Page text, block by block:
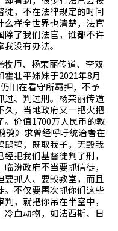
徒，不在法律规定的时间
么样全世界也清楚，法官
除了我们法官，谁都不许
没有办法。
师、杨荣丽传道、李双
霍壮平姊妹于2021年8月
旧在看守所羁押，不予
过、判过刑。杨荣丽传道
久，当地政府又一把火把
。价值1700万人民币的教
鸮》求曾经呼吁统治者在
鸮，既取我子，无毁我
把我们基督徒判了刑，
汾政府不当要抓信徒，
抓人、要毁教堂，而且
。不仅要再次抓你们这些
，就把你吊在半空中，
血动物，如法西斯、日